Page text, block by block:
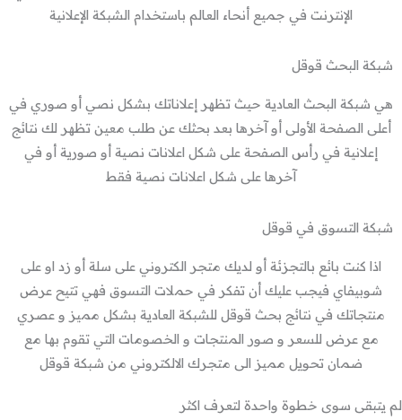
الإنترنت في جميع أنحاء العالم باستخدام الشبكة الإعلانية
شبكة البحث قوقل
هي شبكة البحث العادية حيث تظهر إعلاناتك بشكل نصي أو صوري في
أعلى الصفحة الأولى أو آخرها بعد بحثك عن طلب معين تظهر لك نتائج
إعلانية في رأس الصفحة على شكل اعلانات نصية أو صورية أو في
آخرها على شكل اعلانات نصية فقط
شبكة التسوق في قوقل
اذا كنت بائع بالتجزئة أو لديك متجر الكتروني على سلة أو زد او على
شوبيفاي فيجب عليك أن تفكر في حملات التسوق فهي تتيح عرض
منتجاتك في نتائج بحث قوقل للشبكة العادية بشكل مميز و عصري
مع عرض للسعر و صور المنتجات و الخصومات التي تقوم بها مع
ضمان تحويل مميز الى متجرك الالكتروني من شبكة قوقل
لم يتبقى سوى خطوة واحدة لتعرف اكثر